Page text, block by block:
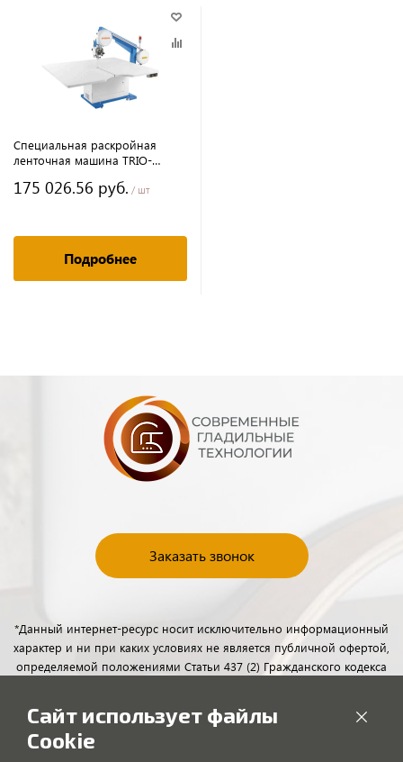
Специальная раскройная
ленточная машина TRIO-
175 026.56 руб. / шт
Подробнее
Заказать звонок
*Данный интернет-ресурс носит исключительно информационный
характер и ни при каких условиях не является публичной офертой,
определяемой положениями Статьи 437 (2) Гражданского кодекса
обращайтесь к менеджерам отдела клиентского обслуживания с
помощью специальной формы связи или по телефону.
Сайт использует файлы
Cookie